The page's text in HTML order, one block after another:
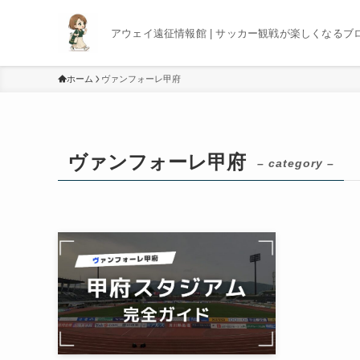
アウェイ遠征情報館 | サッカー観戦が楽しくなるブ
ホーム ヴァンフォーレ甲府
ヴァンフォーレ甲府 – category –